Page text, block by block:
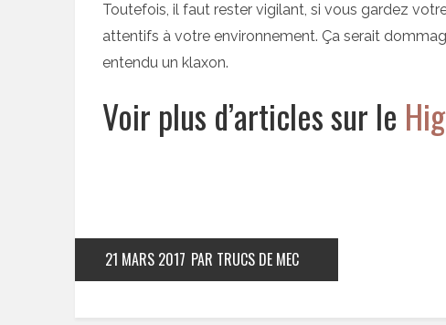
Toutefois, il faut rester vigilant, si vous gardez
attentifs à votre environnement. Ça serait
entendu un klaxon.
Voir plus d’articles sur le
21 MARS 2017 PAR TRUCS DE MEC